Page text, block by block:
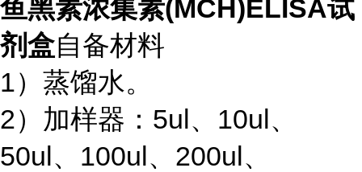
鱼黑素浓集素(MCH)ELISA试
剂盒自备材料
1）蒸馏水。
2）加样器：5ul、10ul、
50ul、100ul、200ul、